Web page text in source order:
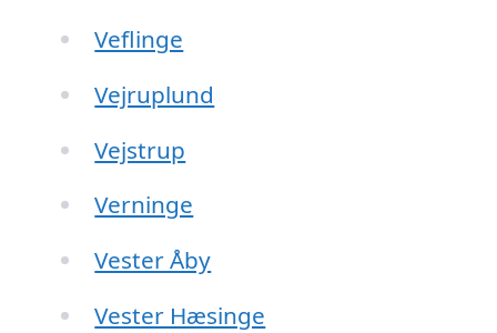
Veflinge
Vejruplund
Vejstrup
Verninge
Vester Åby
Vester Hæsinge